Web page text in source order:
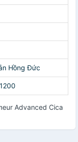
Hồng Đức
Advanced Cica